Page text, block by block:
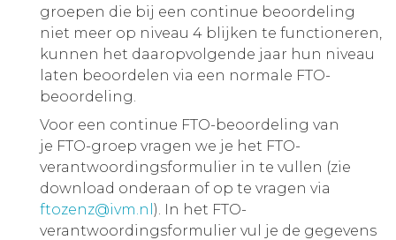
groepen die bij een continue beoordeling
niet meer op niveau 4 blijken te functioneren,
kunnen het daaropvolgende jaar hun niveau
laten beoordelen via een normale FTO-
beoordeling.
Voor een continue FTO-beoordeling van
je FTO-groep vragen we je het FTO-
verantwoordingsformulier in te vullen (zie
download onderaan of op te vragen via
ftozenz@ivm.nl ). In het FTO-
verantwoordingsformulier vul je de gegevens